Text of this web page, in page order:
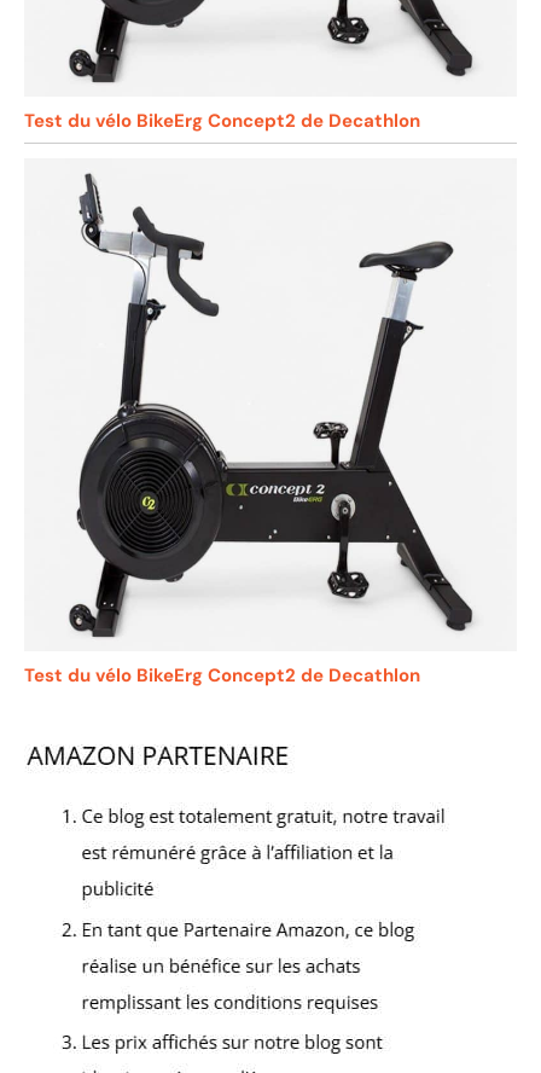
Test du vélo BikeErg Concept2 de Decathlon
Test du vélo BikeErg Concept2 de Decathlon